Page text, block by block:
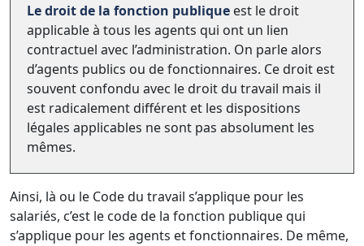
Le droit de la fonction publique est le droit
applicable à tous les agents qui ont un lien
contractuel avec l’administration. On parle alors
d’agents publics ou de fonctionnaires. Ce droit est
souvent confondu avec le droit du travail mais il
est radicalement différent et les dispositions
légales applicables ne sont pas absolument les
mêmes.
Ainsi, là ou le Code du travail s’applique pour les
salariés, c’est le code de la fonction publique qui
s’applique pour les agents et fonctionnaires. De même,